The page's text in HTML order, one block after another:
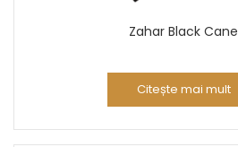
Zahar Black Cane
Citește mai mult